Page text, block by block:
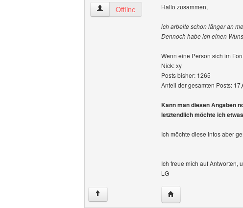
FunkelClanWaCa Benutzer-Profile anzeigen
Offline Hallo zusammen,
ich arbeite schon länger an
Dennoch habe ich einen
Wenn eine Person sich im
Nick: xy
Posts bisher: 1265
Anteil der gesamten Posts:
Kann man diesen Angaben
letztendlich möchte ich
Ich möchte diese Infos aber
Ich freue mich auf Antworten,
LG
↑ Website dieses